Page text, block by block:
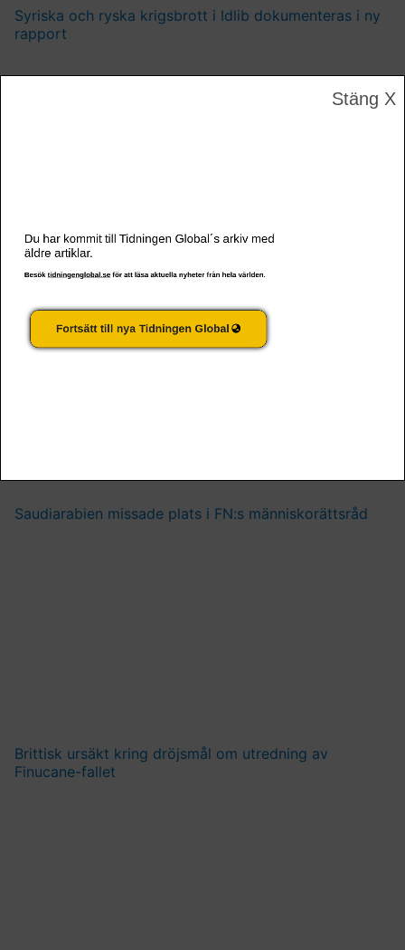
Syriska och ryska krigsbrott i Idlib dokumenteras i ny
rapport
2 000 döda sedan konflikten i Cabo Delgado bröt ut
Saudiarabien missade plats i FN:s människorättsråd
Brittisk ursäkt kring dröjsmål om utredning av
Finucane-fallet
Stäng X
Du har kommit till Tidningen Global´s arkiv med
äldre artiklar.
Besök tidningenglobal.se för att läsa aktuella nyheter från hela världen.
Fortsätt till nya Tidningen Global